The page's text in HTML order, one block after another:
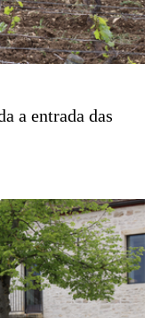
a entrada das